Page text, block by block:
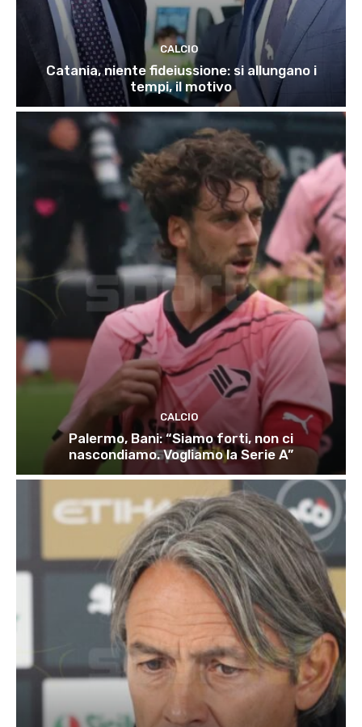
CALCIO
Catania, niente fideiussione: si allungano i
tempi, il motivo
CALCIO
Palermo, Bani: “Siamo forti, non ci
nascondiamo. Vogliamo la Serie A”